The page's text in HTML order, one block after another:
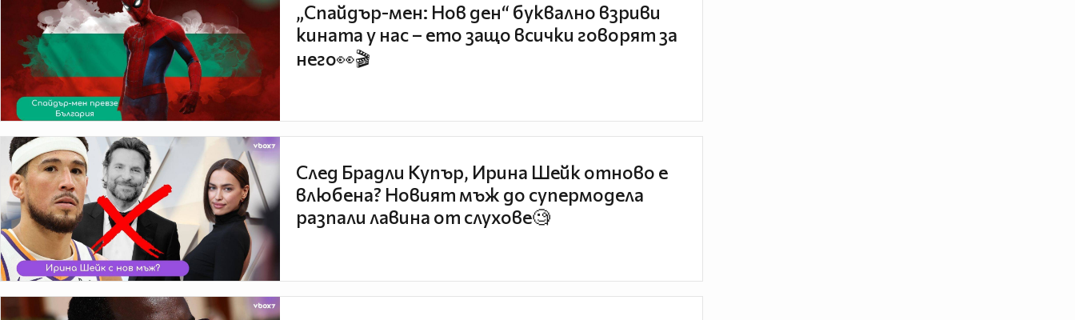
„Спайдър-мен: Нов ден“ буквално взриви
кината у нас – ето защо всички говорят за
него👀🎬
След Брадли Купър, Ирина Шейк отново е
влюбена? Новият мъж до супермодела
разпали лавина от слухове🧐